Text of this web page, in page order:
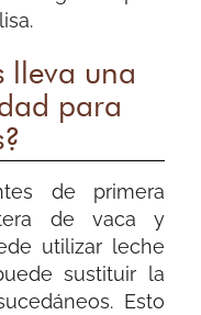
lleva una
para
de primera
de vaca y
utilizar leche
sustituir la
Esto